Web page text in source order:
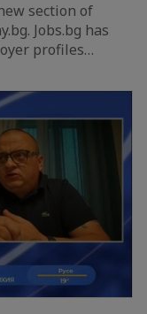
section of
Jobs.bg has
profiles…